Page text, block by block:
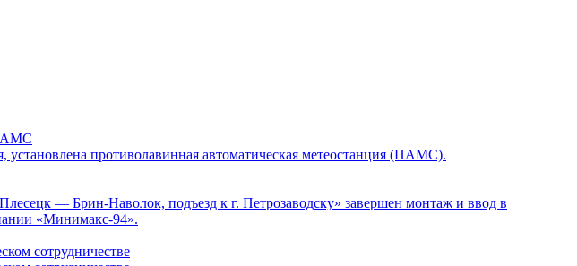
противолавинная автоматическая метеостанция (ПАМС).
— Брин-Наволок, подъезд к г. Петрозаводску» завершен монтаж и ввод в
«Минимакс-94».
сотрудничестве